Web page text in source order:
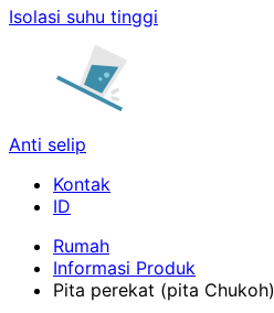
Isolasi suhu tinggi
Anti selip
Kontak
Rumah
Informasi Produk
Pita perekat (pita Chukoh)